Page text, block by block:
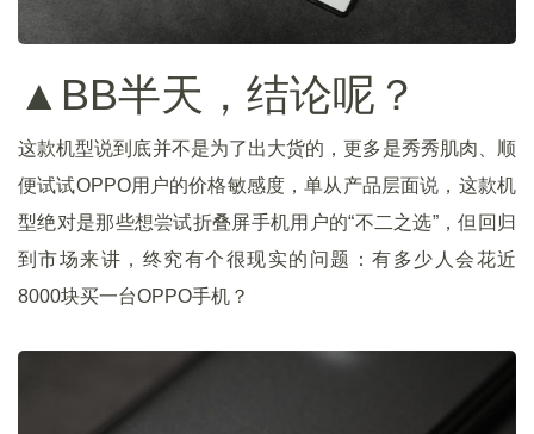
▲BB半天，结论呢？
这款机型说到底并不是为了出大货的，更多是秀秀肌肉、顺
便试试OPPO用户的价格敏感度，单从产品层面说，这款机
型绝对是那些想尝试折叠屏手机用户的“不二之选”，但回归
到市场来讲，终究有个很现实的问题：有多少人会花近
8000块买一台OPPO手机？